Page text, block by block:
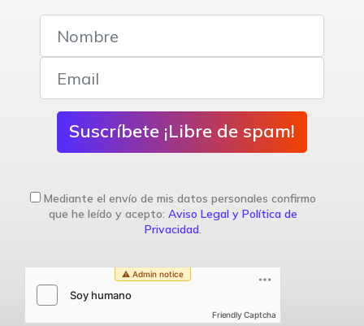
Suscríbete ¡Libre de spam!
Mediante el envío de mis datos personales confirmo
que he leído y acepto: Aviso Legal y Política de
Privacidad.
Friendly Captcha